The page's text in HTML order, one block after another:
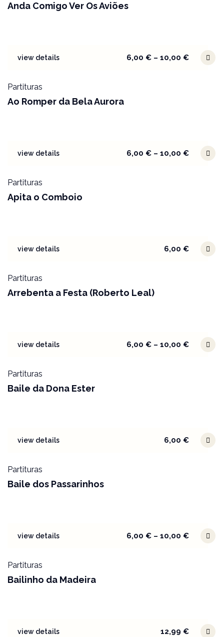
Anda Comigo Ver Os Aviões
view details 6,00 €– 10,00 €
Partituras
Ao Romper da Bela Aurora
view details 6,00 €– 10,00 €
Partituras
Apita o Comboio
view details 6,00 €
Partituras
Arrebenta a Festa (Roberto Leal)
view details 6,00 €– 10,00 €
Partituras
Baile da Dona Ester
view details 6,00 €
Partituras
Baile dos Passarinhos
view details 6,00 €– 10,00 €
Partituras
Bailinho da Madeira
view details 12,99 €